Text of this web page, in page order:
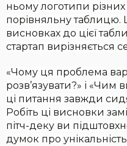
ньому логотипи різних
порівняльну
висновках до цієї
стартап вирізняється
«Чому ця проблема
розв’язувати?» і «Чим
ці питання завжди
Робіть ці висновки
пітч-деку ви
думок про